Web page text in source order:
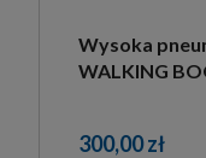
Wysoka
WALKING
300,00 zł